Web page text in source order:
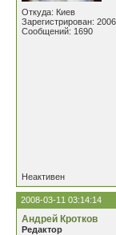
Откуда: Киев
Зарегистрирован:
Сообщений: 1690
Неактивен
2008-03-11 03:14:14
Андрей Кротков
Редактор